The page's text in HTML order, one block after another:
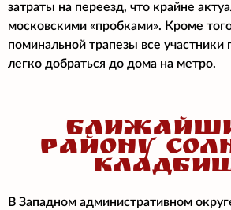
затраты на переезд, что крайне
московскими «пробками». Кроме
поминальной трапезы все участники
легко добраться до дома на метро.
РАЙОНУ
В Западном административном